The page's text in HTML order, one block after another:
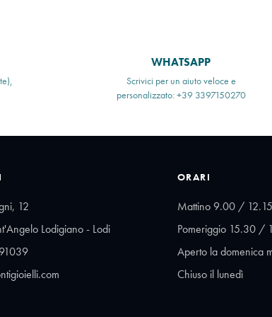
WHATSAPP
Scrivici per un aiuto veloce e
personalizzato: +39 3397150270
12
Lodigiano - Lodi
ORARI
Mattino 9.00 / 12.15
Pomeriggio 15.30 /
Aperto la domenica
Chiuso il lunedì